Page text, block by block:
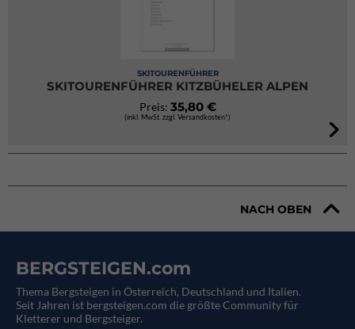
SKITOURENFÜHRER
SKITOURENFÜHRER KITZBÜHELER ALPEN
Preis: 35,80 €
(inkl. MwSt. zzgl. Versandkosten*)
NACH OBEN
BERGSTEIGEN.com
Thema Bergsteigen in Österreich, Deutschland und Italien.
Seit Jahren ist bergsteigen.com die größte Community für
Kletterer und Bergsteiger.